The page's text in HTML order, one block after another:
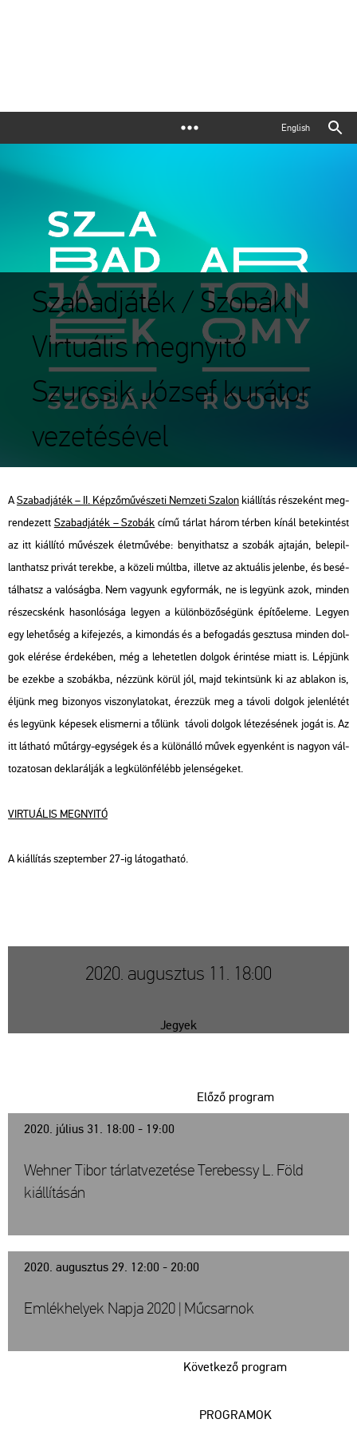
English
Szabadjáték / Szobák |
Virtuális megnyitó
Szurcsik József kurátor
vezetésével
ASza­bad­já­ték – II. Kép­ző­mű­vé­sze­ti Nem­ze­ti Sza­lon ki­ál­lí­tás ré­sze­ként meg­
ren­de­zett Sza­bad­já­ték – Szo­bák című tár­lat három tér­ben kínál be­te­kin­tést
az itt ki­ál­lí­tó mű­vé­szek élet­mű­vé­be: be­nyit­hatsz a szo­bák aj­ta­ján, be­le­pil­
lant­hatsz pri­vát te­rek­be, a kö­ze­li múlt­ba, il­let­ve az ak­tu­á­lis je­len­be, és be­sé­
tál­hatsz a va­ló­ság­ba. Nem va­gyunk egy­for­mák, ne is le­gyünk azok, min­den
ré­szecs­kénk ha­son­ló­sá­ga le­gyen a kü­lön­bö­ző­sé­günk épí­tő­ele­me. Le­gyen
egy le­he­tő­ség a ki­fe­je­zés, a ki­mon­dás és a be­fo­ga­dás gesz­tu­sa min­den dol­
gok el­éré­se ér­de­ké­ben, még a le­he­tet­len dol­gok érin­té­se miatt is. Lép­jünk
be ezek­be a szo­bák­ba, néz­zünk körül jól, majd te­kint­sünk ki az ab­la­kon is,
él­jünk meg bi­zo­nyos vi­szony­la­to­kat, érez­zük meg a tá­vo­li dol­gok je­len­lé­tét
és le­gyünk ké­pe­sek el­is­mer­ni a tő­lünk tá­vo­li dol­gok lé­te­zé­sé­nek jogát is. Az
itt lát­ha­tó mű­tárgy-egy­sé­gek és a kü­lön­ál­ló művek egyen­ként is na­gyon vál­
to­za­to­san dek­la­rál­ják a leg­kü­lön­fé­lébb je­len­sé­ge­ket.
VIR­TU­Á­LIS MEG­NYI­TÓ
A ki­ál­lí­tás szep­tem­ber 27-ig lá­to­gat­ha­tó.
2020. augusztus 11. 18:00
Jegyek
2020. július 31. 18:00 - 19:00
Előző program
Wehner Tibor tárlatvezetése Terebessy L. Föld
kiállításán
2020. augusztus 29. 12:00 - 20:00
Következő program
Emlékhelyek Napja 2020 | Műcsarnok
PROGRAMOK